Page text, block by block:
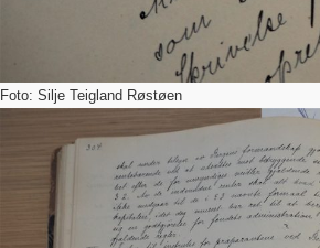
Foto: Silje Teigland Røstøen